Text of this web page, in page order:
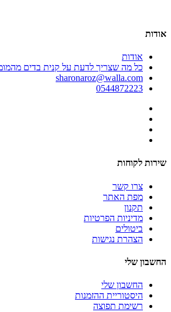
אודות
אודות
כל מה שצריך לדעת על קנית בדים
sharonaroz@walla.com
0544872223
שירות לקוחות
צרו קשר
מפת האתר
תקנון
מדיניות הפרטיות
ביטולים
הצהרת נגישות
החשבון שלי
החשבון שלי
היסטוריית ההזמנות
רשימת תפוצה